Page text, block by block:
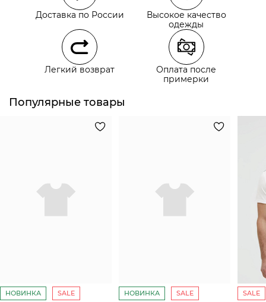
Самовывоз из пункта выдачи СДЭК
Самовывоз из наших магазинов
Курьерская доставка СДЭК
Самовывоз из пункта выдачи СДЭК
Доставка по России
Высокое качество
одежды
Легкий возврат
Оплата после
примерки
Популярные товары
НОВИНКА SALE НОВИНКА SALE SALE